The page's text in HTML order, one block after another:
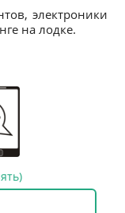
электроники
на лодке.